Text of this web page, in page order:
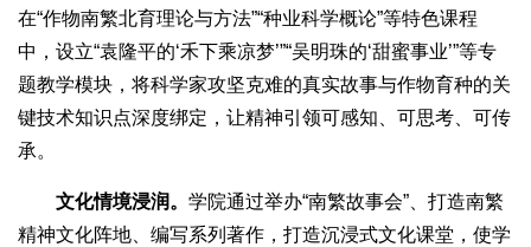
在“作物南繁北育理论与方法”“种业科学概论”等特色课程
中，设立“袁隆平的‘禾下乘凉梦’”“吴明珠的‘甜蜜事业’”等专
题教学模块，将科学家攻坚克难的真实故事与作物育种的关
键技术知识点深度绑定，让精神引领可感知、可思考、可传
承。
文化情境浸润。 学院通过举办“南繁故事会”、打造南繁
精神文化阵地、编写系列著作，打造沉浸式文化课堂，使学